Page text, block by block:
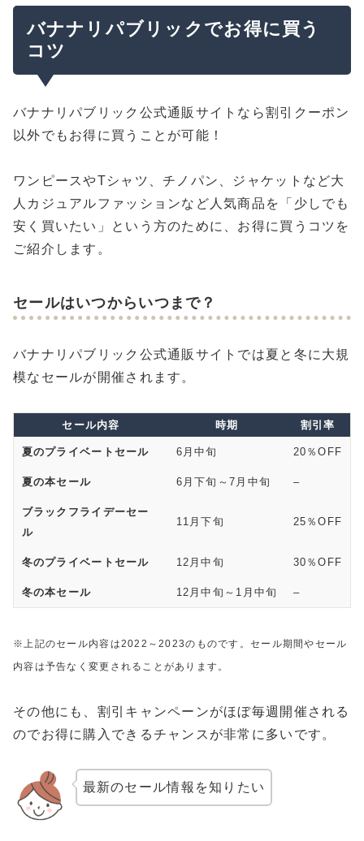
バナナリパブリックでお得に買う
コツ
バナナリパブリック公式通販サイトなら割引クーポン
以外でもお得に買うことが可能！
ワンピースやTシャツ、チノパン、ジャケットなど大
人カジュアルファッションなど人気商品を「少しでも
安く買いたい」という方のために、お得に買うコツを
ご紹介します。
セールはいつからいつまで？
バナナリパブリック公式通販サイトでは夏と冬に大規
模なセールが開催されます。
セール内容 時期 割引率
夏のプライベートセール 6月中旬 20％OFF
夏の本セール 6月下旬～7月中旬 –
ブラックフライデーセー
ル
11月下旬 25％OFF
冬のプライベートセール 12月中旬 30％OFF
冬の本セール 12月中旬～1月中旬 –
※上記のセール内容は2022～2023のものです。セール期間やセール
内容は予告なく変更されることがあります。
その他にも、割引キャンペーンがほぼ毎週開催される
のでお得に購入できるチャンスが非常に多いです。
最新のセール情報を知りたい